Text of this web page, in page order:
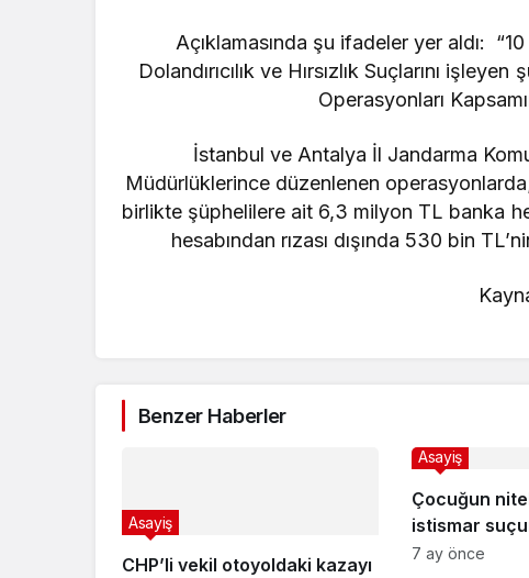
Açıklamasında şu ifadeler yer aldı:
Dolandırıcılık ve Hırsızlık Suçlarını
Operasyonları
İstanbul ve Antalya İl Jandarma
Müdürlüklerince düzenlenen
birlikte şüphelilere ait 6,3 milyon TL banka
hesabından rızası dışında 530 bin
Benzer Haberler
CHP’li vekil otoyoldaki kazayı
Asayiş
Çocuğun
istismar
şahıs
Asayiş
7 ay önce